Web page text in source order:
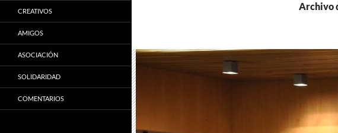
Archivo
CREATIVOS
AMIGOS
ASOCIACIÓN
SOLIDARIDAD
COMENTARIOS